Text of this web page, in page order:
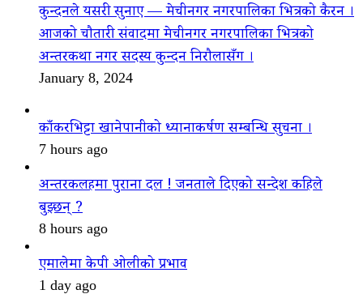
कुन्दनले यसरी सुनाए — मेचीनगर नगरपालिका भित्रको कैरन ।
आजको चौतारी संवादमा मेचीनगर नगरपालिका भित्रको
अन्तरकथा नगर सदस्य कुन्दन निरौलासँग ।
January 8, 2024
काँकरभिट्टा खानेपानीको ध्यानाकर्षण सम्बन्धि सुचना ।
7 hours ago
अन्तरकलहमा पुराना दल ! जनताले दिएको सन्देश कहिले
बुझ्छन् ?
8 hours ago
एमालेमा केपी ओलीको प्रभाव
1 day ago